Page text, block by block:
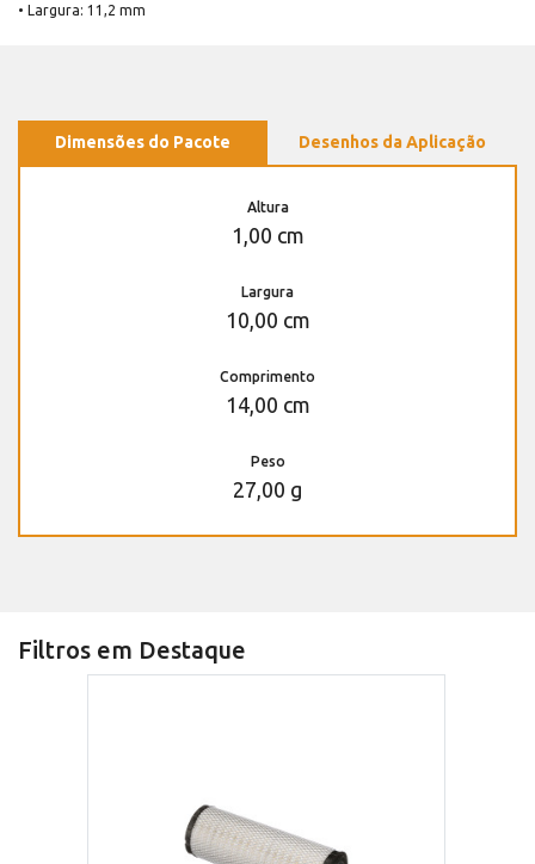
• Largura: 11,2 mm
Dimensões do Pacote Desenhos da Aplicação
Altura
1,00 cm
Largura
10,00 cm
Comprimento
14,00 cm
Peso
27,00 g
Filtros em Destaque